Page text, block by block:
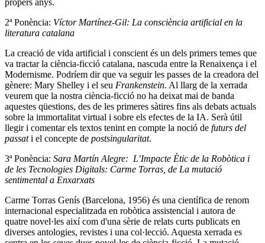
propers anys.
2ª Ponència: Víctor Martínez-Gil: La consciència artificial en la
literatura catalana
La creació de vida artificial i conscient és un dels primers temes que
va tractar la ciència-ficció catalana, nascuda entre la Renaixença i el
Modernisme. Podríem dir que va seguir les passes de la creadora del
gènere: Mary Shelley i el seu Frankenstein. Al llarg de la xerrada
veurem que la nostra ciència-ficció no ha deixat mai de banda
aquestes qüestions, des de les primeres sàtires fins als debats actuals
sobre la immortalitat virtual i sobre els efectes de la IA. Serà útil
llegir i comentar els textos tenint en compte la noció de futurs del
passati el concepte de postsingularitat.
3ª Ponència: Sara Martín Alegre: L’Impacte Ètic de la Robòtica i
de les Tecnologies Digitals: Carme Torras, de La mutació
sentimental a Enxarxats
Carme Torras Genís (Barcelona, 1956) és una científica de renom
internacional especialitzada en robòtica assistencial i autora de
quatre novel·les així com d'una sèrie de relats curts publicats en
diverses antologies, revistes i una col·lecció. Aquesta xerrada es